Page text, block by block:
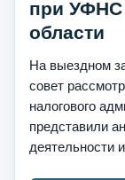
при УФНС
области
На выездном
совет
налогового
представили
деятельности